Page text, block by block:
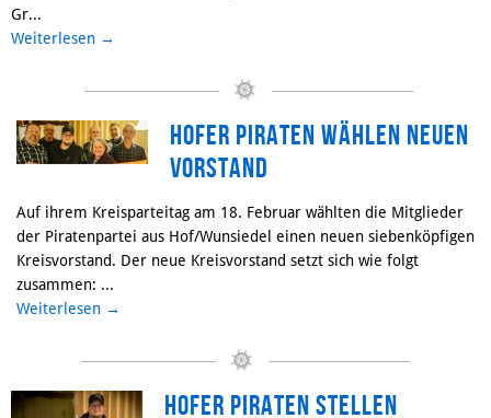
Gr...
Weiterlesen →
Hofer Piraten wählen neuen
Vorstand
Auf ihrem Kreisparteitag am 18. Februar wählten die Mitglieder
der Piratenpartei aus Hof/Wunsiedel einen neuen siebenköpfigen
Kreisvorstand. Der neue Kreisvorstand setzt sich wie folgt
zusammen: ...
Weiterlesen →
Hofer Piraten stellen